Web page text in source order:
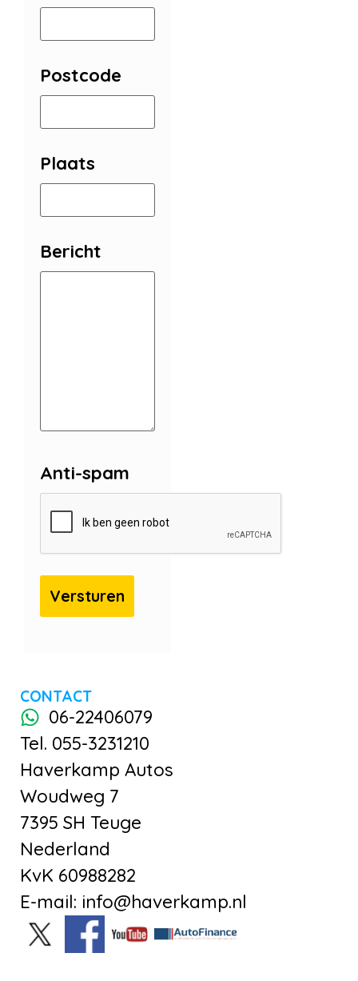
Postcode
Plaats
Bericht
Anti-spam
CONTACT
06-22406079
Tel. 055-3231210
Haverkamp Autos
Woudweg 7
7395 SH Teuge
Nederland
KvK 60988282
E-mail: info@haverkamp.nl